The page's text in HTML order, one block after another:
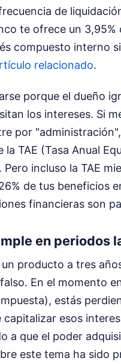
de
te ofrece un 3,95%
compuesto interno
relacionado.
porque el dueño
los intereses. Si
por
TAE (Tasa Anual
incluso la TAE
de tus beneficios
financieras son
en periodos
producto a tres
En el momento
estás
esos
a que el poder
este tema ha sido